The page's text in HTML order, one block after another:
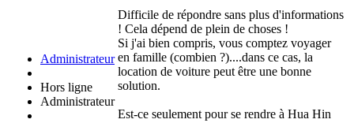
Administrateur
Hors ligne
Administrateur
Difficile de répondre sans plus d'informations
! Cela dépend de plein de choses !
Si j'ai bien compris, vous comptez voyager
en famille (combien ?)....dans ce cas, la
location de voiture peut être une bonne
solution.
Est-ce seulement pour se rendre à Hua Hin